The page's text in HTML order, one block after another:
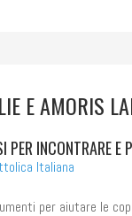
E AMORIS
PER INCONTRARE E
Italiana
per aiutare le